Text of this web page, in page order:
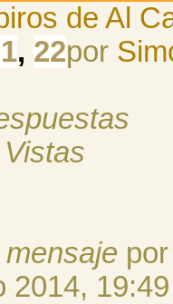
de Al
, 22por
Vistas
2014, 19:49